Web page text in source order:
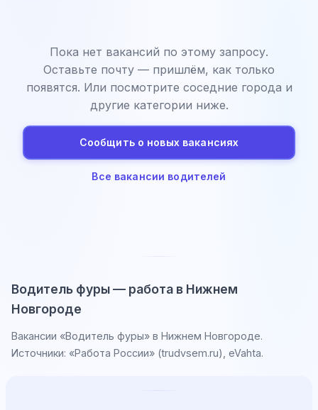
Пока нет вакансий по этому запросу.
Оставьте почту — пришлём, как только
появятся. Или посмотрите соседние города и
другие категории ниже.
Сообщить о новых вакансиях
Все вакансии водителей
Водитель фуры — работа в Нижнем
Новгороде
Вакансии «Водитель фуры» в Нижнем Новгороде.
Источники: «Работа России» (trudvsem.ru), eVahta.